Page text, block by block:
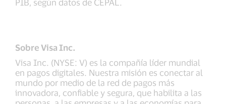
PIB, según datos de CEPAL.
Sobre Visa Inc.
Visa Inc. (NYSE: V) es la compañía líder mundial
en pagos digitales. Nuestra misión es conectar al
mundo por medio de la red de pagos más
innovadora, confiable y segura, que habilita a las